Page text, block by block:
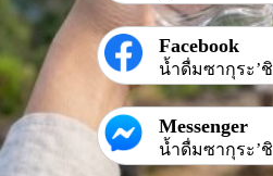
Facebook
น้ำดื่มซากุระ’ชิ
Messenger
น้ำดื่มซากุระ’ชิ